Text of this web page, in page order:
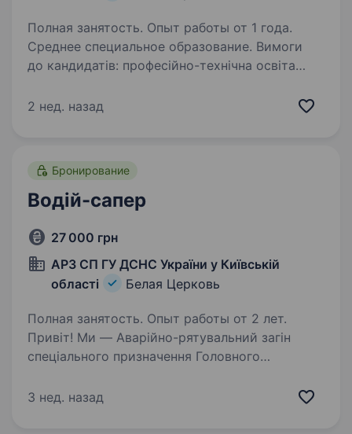
Полная занятость. Опыт работы от 1 года.
Среднее специальное образование. Вимоги
до кандидатів: професійно-технічна освіта
користування комп’ютером; відповідальність,
2 нед. назад
Бронирование
Водій-сапер
27 000 грн
АРЗ СП ГУ ДСНС України у Київській
області
Белая Церковь
Полная занятость. Опыт работы от 2 лет.
Привіт! Ми — Аварійно-рятувальний загін
спеціального призначення Головного
команда професіоналів, які щодня стоять
3 нед. назад